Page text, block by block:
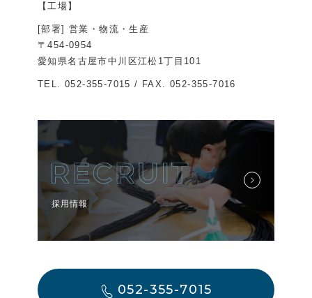
【工場】
[部署] 営業・物流・生産
〒454-0954
愛知県名古屋市中川区江松1丁目101
TEL. 052-355-7015 / FAX. 052-355-7016
採用情報
052-355-7015